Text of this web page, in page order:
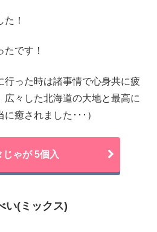
！
です！
行った時は諸事情で心身共に疲
広々した北海道の大地と最高に
癒されました･･･）
じゃが 5個入
い(ミックス)